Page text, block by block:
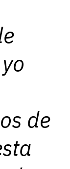
de